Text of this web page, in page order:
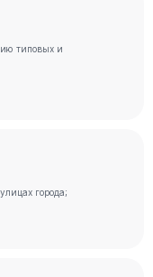
типовых и
города;